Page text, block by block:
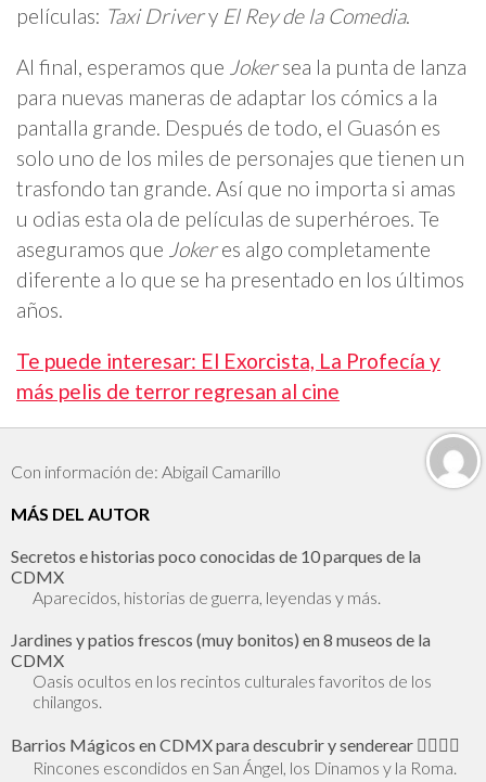
películas: Taxi Drivery El Rey de la Comedia.
Al final, esperamos que Jokersea la punta de lanza
para nuevas maneras de adaptar los cómics a la
pantalla grande. Después de todo, el Guasón es
solo uno de los miles de personajes que tienen un
trasfondo tan grande. Así que no importa si amas
u odias esta ola de películas de superhéroes. Te
aseguramos que Jokeres algo completamente
diferente a lo que se ha presentado en los últimos
años.
Te puede interesar: El Exorcista, La Profecía y
más pelis de terror regresan al cine
Con información de: Abigail Camarillo
MÁS DEL AUTOR
Secretos e historias poco conocidas de 10 parques de la
CDMX
Aparecidos, historias de guerra, leyendas y más.
Jardines y patios frescos (muy bonitos) en 8 museos de la
CDMX
Oasis ocultos en los recintos culturales favoritos de los
chilangos.
Barrios Mágicos en CDMX para descubrir y senderear 🕵🏻‍♂️✨
Rincones escondidos en San Ángel, los Dinamos y la Roma.